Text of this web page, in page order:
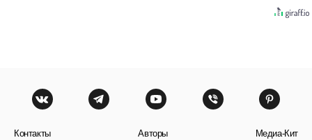
Контакты Авторы Медиа-Кит